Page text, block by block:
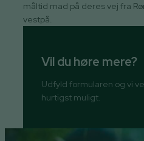
måltid mad på deres vej fra
vestpå.
Vil du høre mere?
Udfyld formularen og vi
hurtigst muligt.